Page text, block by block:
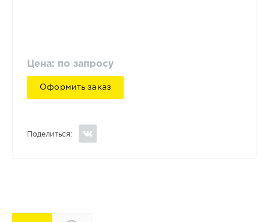
Цена: по запросу
Оформить заказ
Поделиться: